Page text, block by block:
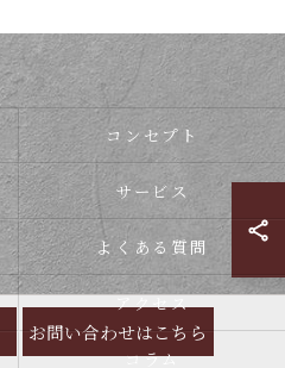
お問い合わせはこちら
コンセプト
サービス
よくある質問
アクセス
コラム